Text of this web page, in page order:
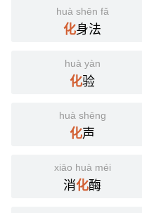
huà shēn fǎ
化身法
huà yàn
化验
huà shēng
化声
xiāo huà méi
消化酶